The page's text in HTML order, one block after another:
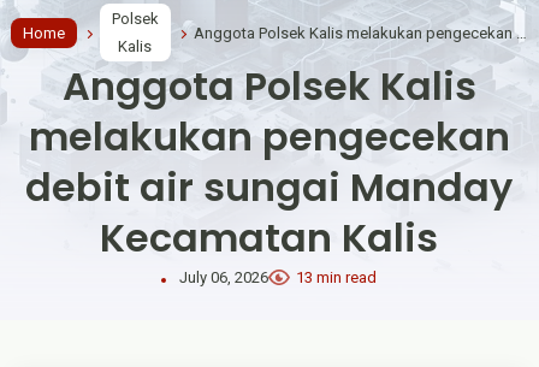
Home
Polsek
Kalis
Anggota Polsek Kalis melakukan pengecekan debit air sungai Manday Kecamatan Kalis
Anggota Polsek Kalis
melakukan pengecekan
debit air sungai Manday
Kecamatan Kalis
July 06, 2026 13 min read